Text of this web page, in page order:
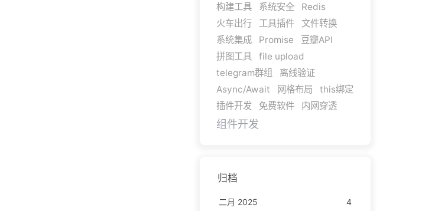
构建工具
系统安全
Redis
火车出行
工具插件
文件转换
系统集成
Promise
豆瓣API
拼图工具
file upload
telegram群组
离线验证
Async/Await
网格布局
this绑定
插件开发
免费软件 内网穿透
组件开发
归档
二月 2025
4